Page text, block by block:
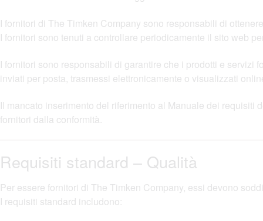
I fornitori di The Timken Company sono responsabili di
I fornitori sono tenuti a controllare periodicamente il sito web
I fornitori sono responsabili di garantire che i prodotti e servizi
inviati per posta, trasmessi elettronicamente o visualizzati
Il mancato inserimento del riferimento al Manuale dei
fornitori dalla conformità.
Requisiti standard – Qualità
Per essere fornitori di The Timken Company, essi devono
I requisiti standard includono: